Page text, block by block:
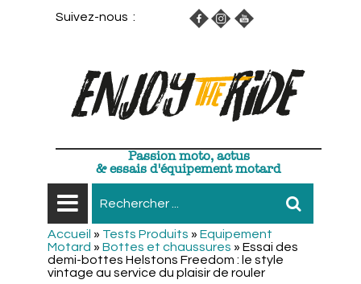
Suivez-nous :
Passion moto, actus
& essais d'équipement motard
Accueil » Tests Produits » Equipement
Motard » Bottes et chaussures » Essai des
demi-bottes Helstons Freedom : le style
vintage au service du plaisir de rouler